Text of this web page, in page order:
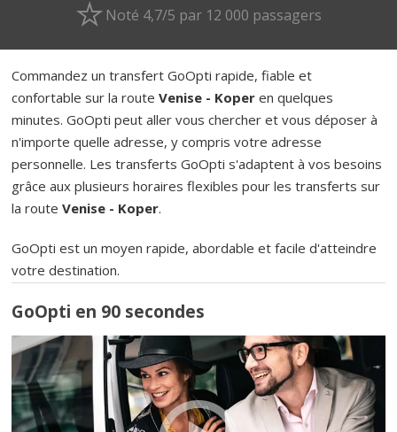
Noté 4,7/5 par 12 000 passagers
Commandez un transfert GoOpti rapide, fiable et
confortable sur la routeVenise - Koper en quelques
minutes. GoOpti peut aller vous chercher et vous déposer à
n'importe quelle adresse, y compris votre adresse
personnelle. Les transferts GoOpti s'adaptent à vos besoins
grâce aux plusieurs horaires flexibles pour les transferts sur
la routeVenise - Koper.
GoOpti est un moyen rapide, abordable et facile d'atteindre
votre destination.
GoOpti en 90 secondes